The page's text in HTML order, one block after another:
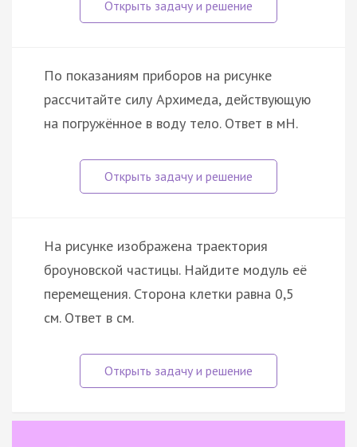
По показаниям приборов на рисунке
рассчитайте силу Архимеда, действующую
на погружённое в воду тело. Ответ в мН.
На рисунке изображена траектория
броуновской частицы. Найдите модуль её
перемещения. Сторона клетки равна 0,5
см. Ответ в см.